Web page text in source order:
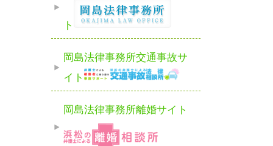
ト
岡島法律事務所交通事故サ
イト
岡島法律事務所離婚サイト